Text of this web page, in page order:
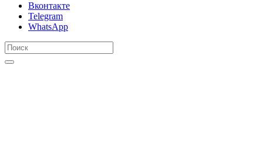
Вконтакте
Telegram
WhatsApp